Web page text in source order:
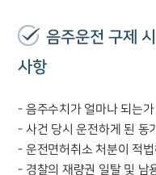
음주운전 구제
사항
- 음주수치가 얼마나 되는가
- 사건 당시 운전하게 된 동
- 운전면허취소 처분이 적
- 경찰의 재량권 일탈 및 남